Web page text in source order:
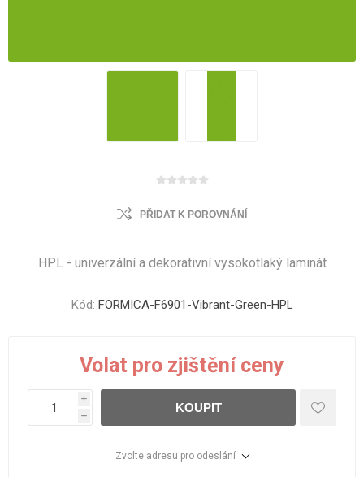
PŘIDAT K POROVNÁNÍ
HPL - univerzální a dekorativní vysokotlaký laminát
Kód: FORMICA-F6901-Vibrant-Green-HPL
Volat pro zjištění ceny
i
h
KOUPIT
Zvolte adresu pro odeslání